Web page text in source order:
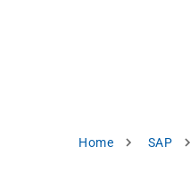
Pfadnavigation
Home SAP